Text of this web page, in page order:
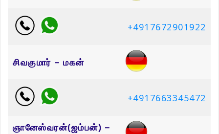
+4917672901922
சிவகுமார் – மகன்
+4917663345472
ஞானேஸ்வரன்(ஜம்பன்) –